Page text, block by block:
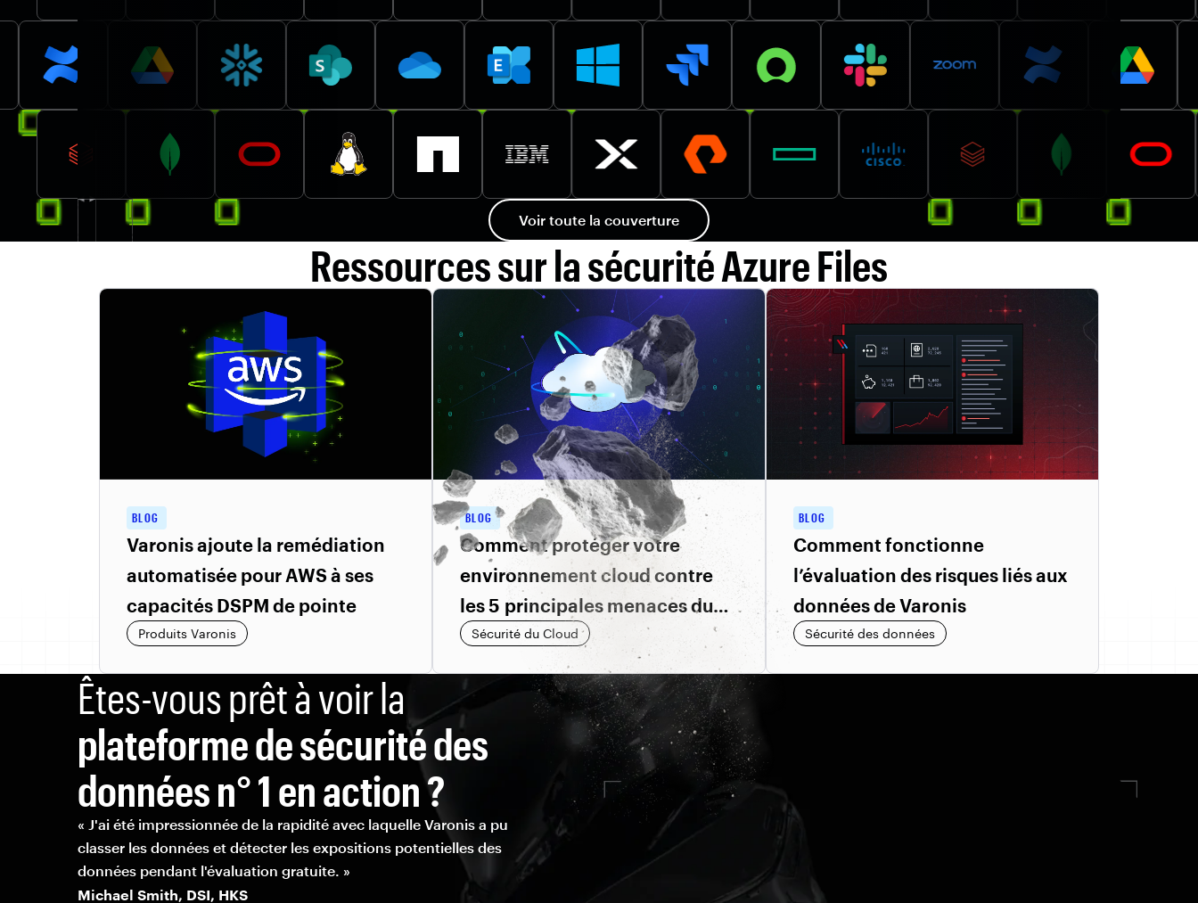
Voir toute la couverture
Ressources sur la sécurité Azure Files
BLOG
Varonis ajoute la remédiation
automatisée pour AWS à ses
capacités DSPM de pointe
Produits Varonis
BLOG
Comment protéger votre
environnement cloud contre
les 5 principales menaces du
moment
Sécurité du Cloud
BLOG
Comment fonctionne
l’évaluation des risques liés aux
données de Varonis
Sécurité des données
Êtes-vous prêt à voir la
plateforme de sécurité des
données n° 1 en action ?
« J'ai été impressionnée de la rapidité avec laquelle Varonis a pu
classer les données et détecter les expositions potentielles des
données pendant l'évaluation gratuite. »
Michael Smith, DSI, HKS